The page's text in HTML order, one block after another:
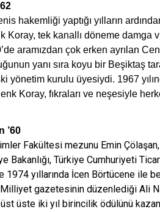
hakemliği yaptığı yılların
Koray, tek kanallı döneme damga
aramızdan çok erken ayrılan
yanı sıra koyu bir Beşiktaş
yönetim kurulu üyesiydi. 1967
Koray, fıkraları ve neşesiyle
’60
Fakültesi mezunu Emin
Bakanlığı, Türkiye Cumhuriyeti
1974 yıllarında İcen Börtücene ile
Milliyet gazetesinin düzenlediği Ali
üst üste iki yıl birincilik ödülünü